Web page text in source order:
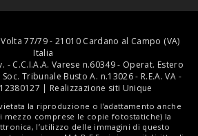
Volta 77/79 - 21010 Cardano al Campo (VA)
Italia
- C.C.I.A.A. Varese n.60349 - Operat. Estero
Tribunale Busto A. n.13026 - R.E.A. VA -
| Realizzazione siti Unique
la riproduzione o l’adattamento anche
mezzo comprese le copie fotostatiche) la
l’utilizzo delle immagini di questo